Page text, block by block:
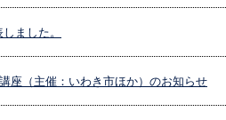
ました。
（主催：いわき市ほか）のお知らせ